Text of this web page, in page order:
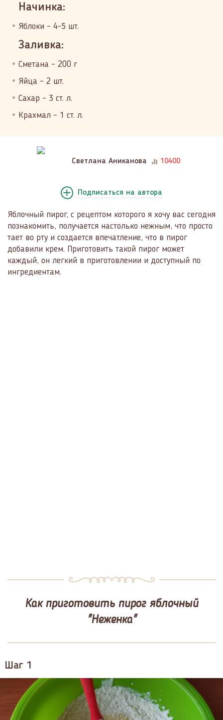
Начинка:
Яблоки – 4-5 шт.
Заливка:
Сметана – 200 г
Яйца – 2 шт.
Сахар – 3 ст. л.
Крахмал – 1 ст. л.
Светлана Аниканова 10400
Подписаться на автора
Яблочный пирог, с рецептом которого я хочу вас сегодня
познакомить, получается настолько нежным, что просто
тает во рту и создается впечатление, что в пирог
добавили крем. Приготовить такой пирог может
каждый, он легкий в приготовлении и доступный по
ингредиентам.
Как приготовить пирог яблочный
"Неженка"
Шаг 1